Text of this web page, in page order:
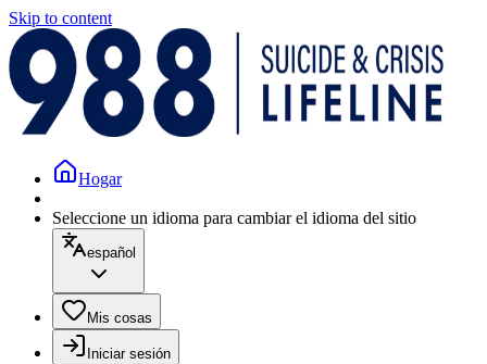
Skip to content
Hogar
Seleccione un idioma para cambiar el idioma del sitio
español
Mis cosas
Iniciar sesión